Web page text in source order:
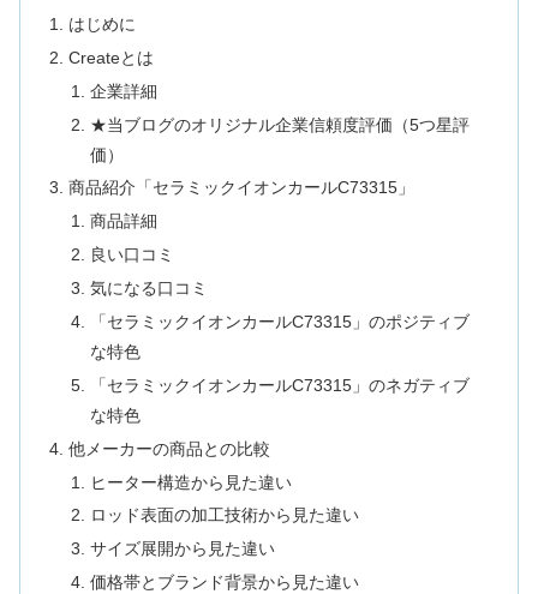
はじめに
Createとは
企業詳細
★当ブログのオリジナル企業信頼度評価（5つ星評
価）
商品紹介「セラミックイオンカールC73315」
商品詳細
良い口コミ
気になる口コミ
「セラミックイオンカールC73315」のポジティブ
な特色
「セラミックイオンカールC73315」のネガティブ
な特色
他メーカーの商品との比較
ヒーター構造から見た違い
ロッド表面の加工技術から見た違い
サイズ展開から見た違い
価格帯とブランド背景から見た違い